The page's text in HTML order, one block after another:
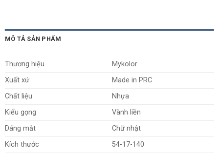
MÔ TẢ SẢN PHẨM
Thương hiệu
Mykolor
Xuất xứ
Made in PRC
Chất liệu
Nhựa
Kiểu gọng
Vành liền
Dáng mắt
Chữ nhật
Kích thước
54-17-140